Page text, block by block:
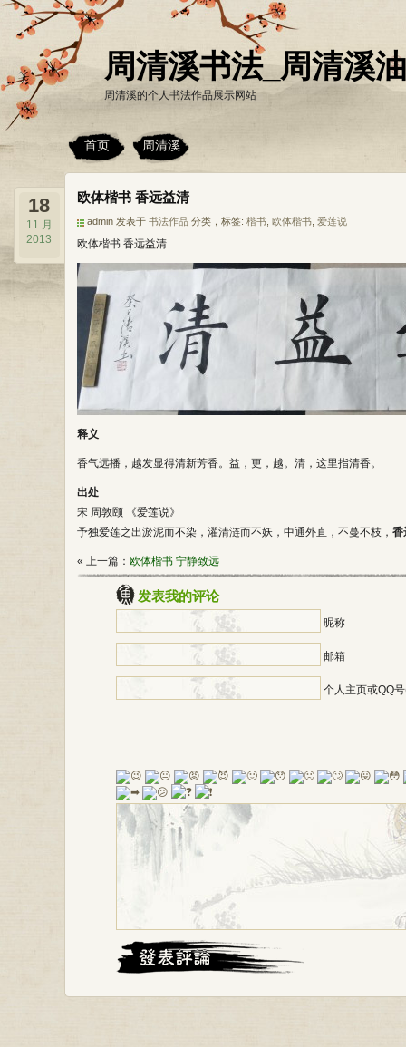
周清溪书法_周清溪
周清溪的个人书法作品展示网站
首页 周清溪
欧体楷书 香远益清
admin 发表于 书法作品 分类，标签: 楷书 欧体楷书 爱莲说
18
11 月
2013
欧体楷书 香远益清
释义
香气远播，越发显得清新芳香。益，更，越。清，这里指清香。
出处
宋 周敦颐 《爱莲说》
予独爱莲之出淤泥而不染，濯清涟而不妖，中通外直，不蔓不枝， 香
« 上一篇： 欧体楷书 宁静致远
发表我的评论
昵称
邮箱
个人主页或QQ